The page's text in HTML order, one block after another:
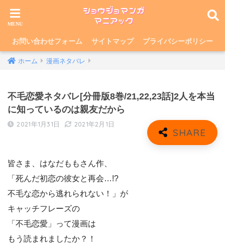
お問い合わせフォーム サイトマップ プライバシーポリシー
ホーム 漫画ネタバレ
不毛恋愛ネタバレ[分冊版8巻/21,22,23話]2人を本当
に知っているのは親友だから
2021年1月31日 2021年2月1日
皆さま、はなだももさん作、
「死んだ初恋の彼女と再会…!?
不毛な恋から逃れられない！」が
キャッチフレーズの
「不毛恋愛」って漫画は
もう読まれましたか？！